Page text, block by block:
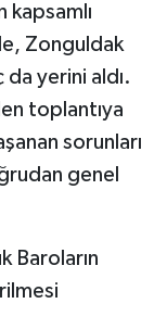
kapsamlı
Zonguldak
da yerini aldı.
toplantıya
sorunları
genel
Baroların